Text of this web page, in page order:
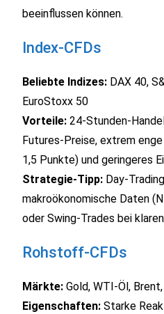
beeinflussen können.
Index‑CFDs
Beliebte Indizes: DAX 40,
EuroStoxx 50
Vorteile:
Futures‑Preise, extrem
1,5 Punkte) und geringeres
Strategie‑Tipp:
makroökonomische Daten
oder Swing‑Trades bei
Rohstoff‑CFDs
Märkte: Gold, WTI‑Öl,
Eigenschaften: Starke